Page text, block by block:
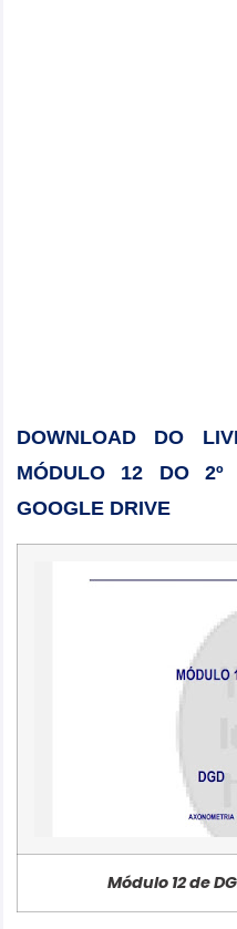
DOWNLOAD DO
MÓDULO 12 DO
GOOGLE DRIVE
Módulo 12 de